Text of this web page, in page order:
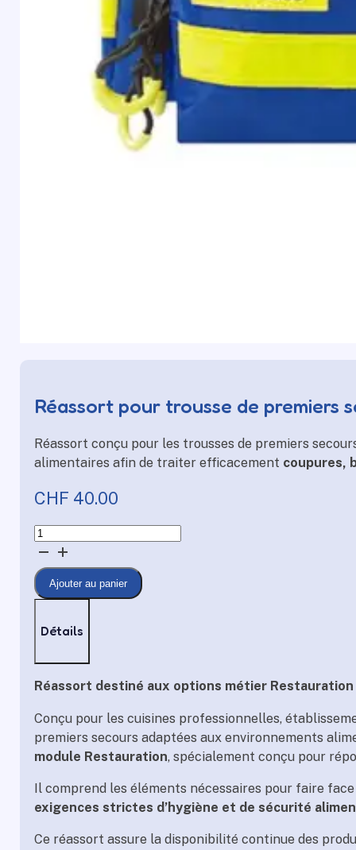
Réassort pour trousse de premiers
Réassort conçu pour les trousses de premiers
alimentaires afin de traiter efficacement coupures,
CHF 40.00
quantité
de
Réassort
pour
de
secours
–
Restauration
Ajouter au panier
Détails
Réassort destiné aux options métier
Conçu pour les cuisines professionnelles,
premiers secours adaptées aux environnements
module Restauration, spécialement conçu pour
Il comprend les éléments nécessaires pour faire
exigences strictes d’hygiène et de sécurité
Ce réassort assure la disponibilité continue des